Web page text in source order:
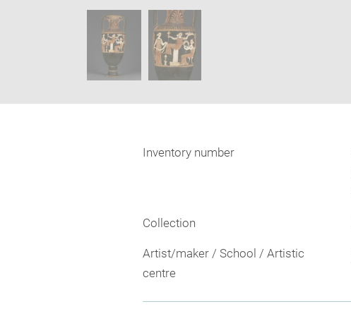
SKIP IMAGE CAROUSEL
Inventory number
Collection
Artist/maker / School / Artistic
centre